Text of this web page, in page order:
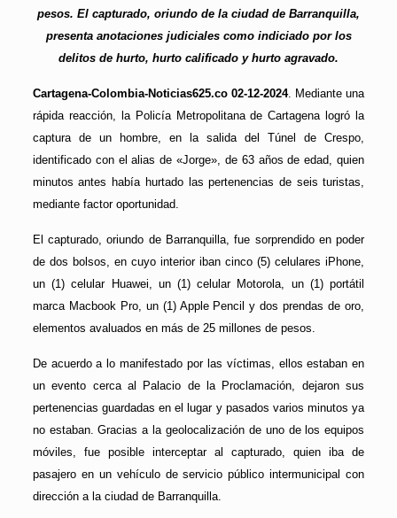
pesos. El capturado, oriundo de la ciudad de Barranquilla,
presenta anotaciones judiciales como indiciado por los
delitos de hurto, hurto calificado y hurto agravado.
Cartagena-Colombia-Noticias625.co 02-12-2024. Mediante una
rápida reacción, la Policía Metropolitana de Cartagena logró la
captura de un hombre, en la salida del Túnel de Crespo,
identificado con el alias de «Jorge», de 63 años de edad, quien
minutos antes había hurtado las pertenencias de seis turistas,
mediante factor oportunidad.
El capturado, oriundo de Barranquilla, fue sorprendido en poder
de dos bolsos, en cuyo interior iban cinco (5) celulares iPhone,
un (1) celular Huawei, un (1) celular Motorola, un (1) portátil
marca Macbook Pro, un (1) Apple Pencil y dos prendas de oro,
elementos avaluados en más de 25 millones de pesos.
De acuerdo a lo manifestado por las víctimas, ellos estaban en
un evento cerca al Palacio de la Proclamación, dejaron sus
pertenencias guardadas en el lugar y pasados varios minutos ya
no estaban. Gracias a la geolocalización de uno de los equipos
móviles, fue posible interceptar al capturado, quien iba de
pasajero en un vehículo de servicio público intermunicipal con
dirección a la ciudad de Barranquilla.